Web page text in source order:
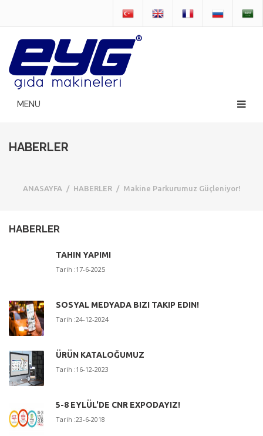
HABERLER
ANASAYFA / HABERLER / Makine Parkurumuz Güçleniyor!
HABERLER
TAHIN YAPIMI
Tarih :17-6-2025
SOSYAL MEDYADA BIZI TAKIP EDIN!
Tarih :24-12-2024
ÜRÜN KATALOĞUMUZ
Tarih :16-12-2023
5-8 EYLÜL'DE CNR EXPODAYIZ!
Tarih :23-6-2018